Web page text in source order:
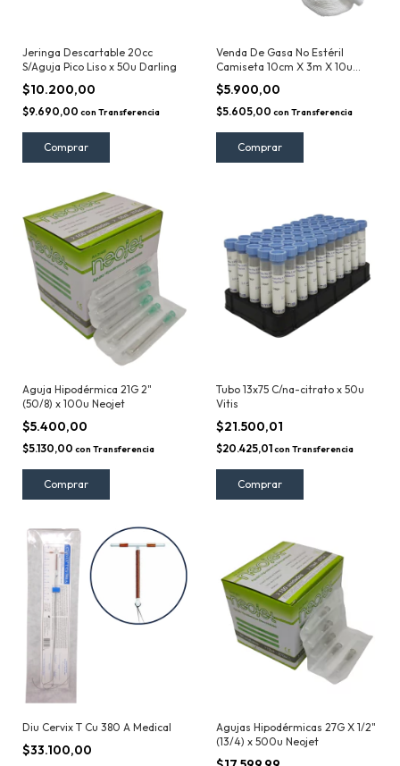
Jeringa Descartable 20cc
S/Aguja Pico Liso x 50u Darling
$10.200,00
$9.690,00 con Transferencia
Venda De Gasa No Estéril
Camiseta 10cm X 3m X 10u
Insumos XXI
$5.900,00
$5.605,00 con Transferencia
Aguja Hipodérmica 21G 2"
(50/8) x 100u Neojet
$5.400,00
$5.130,00 con Transferencia
Tubo 13x75 C/na-citrato x 50u
Vitis
$21.500,01
$20.425,01con Transferencia
Diu Cervix T Cu 380 A Medical
$33.100,00
Agujas Hipodérmicas 27G X 1/2"
(13/4) x 500u Neojet